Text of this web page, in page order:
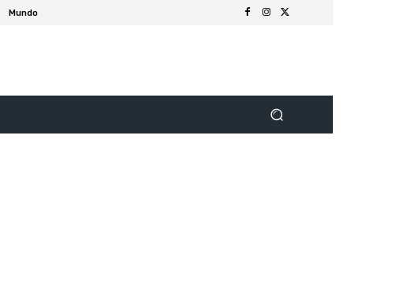
Mundo